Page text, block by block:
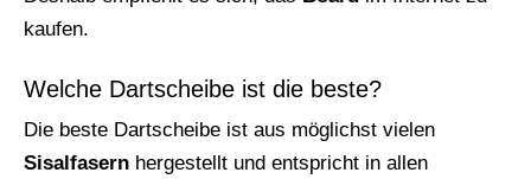
kaufen.
Welche Dartscheibe ist die beste?
Die beste Dartscheibe ist aus möglichst vielen
Sisalfasern hergestellt und entspricht in allen